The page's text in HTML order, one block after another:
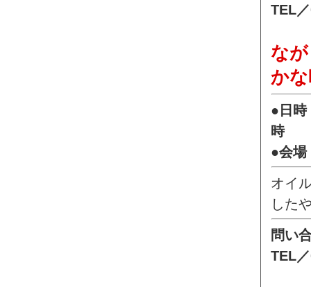
TEL
な
か
●日時
時
●会場
オイ
した
問い
TEL